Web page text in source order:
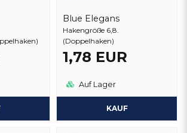
Blue Elegans
Hakengröße 6,8.
(Doppelhaken)
1,78 EUR
Auf Lager
KAUF